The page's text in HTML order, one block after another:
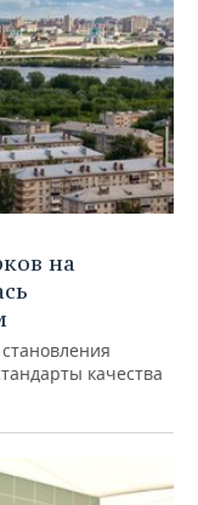
на
качества